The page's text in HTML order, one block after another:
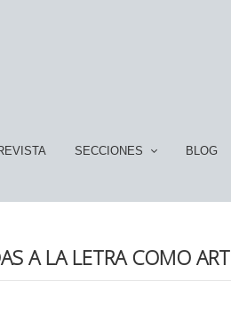
SECCIONES BLOG
A LA LETRA COMO